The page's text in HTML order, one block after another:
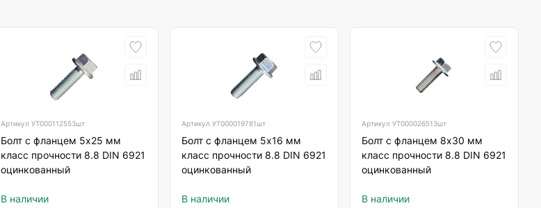
АртикулУТ000112553шт
Болт с фланцем 5х25 мм
класс прочности 8.8 DIN 6921
оцинкованный
В наличии
Артикул УТ000019781шт
Болт с фланцем 5х16 мм
класс прочности 8.8 DIN 6921
оцинкованный
В наличии
Артикул УТ000026513шт
Болт с фланцем 8х30 мм
класс прочности 8.8 DIN 6921
оцинкованный
В наличии